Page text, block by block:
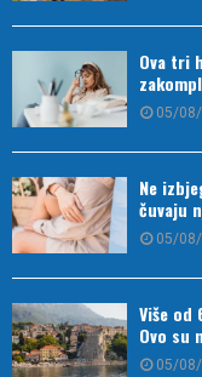
Ova tri
05/
Ne
čuvaju
05/
Više od
Ovo su
05/